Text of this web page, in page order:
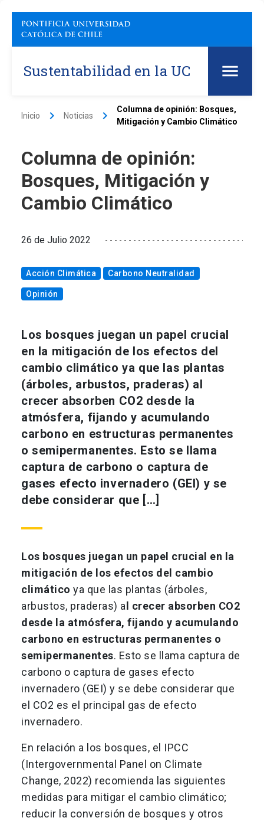
Sustentabilidad en la UC
Inicio keyboard_arrow_right Noticias keyboard_arrow_right
Columna de opinión: Bosques,
Mitigación y Cambio Climático
Columna de opinión:
Bosques, Mitigación y
Cambio Climático
26 de Julio 2022
Acción Climática Carbono Neutralidad
Opinión
Los bosques juegan un papel crucial
en la mitigación de los efectos del
cambio climático ya que las plantas
(árboles, arbustos, praderas) al
crecer absorben CO2 desde la
atmósfera, fijando y acumulando
carbono en estructuras permanentes
o semipermanentes. Esto se llama
captura de carbono o captura de
gases efecto invernadero (GEI) y se
debe considerar que […]
Los bosques juegan un papel crucial en la
mitigación de los efectos del cambio
climático ya que las plantas (árboles,
arbustos, praderas) a l crecer absorben CO2
desde la atmósfera, fijando y acumulando
carbono en estructuras permanentes o
semipermanentes. Esto se llama captura de
carbono o captura de gases efecto
invernadero (GEI) y se debe considerar que
el CO2 es el principal gas de efecto
invernadero.
En relación a los bosques, el IPCC
(Intergovernmental Panel on Climate
Change, 2022) recomienda las siguientes
medidas para mitigar el cambio climático;
reducir la conversión de bosques y otros